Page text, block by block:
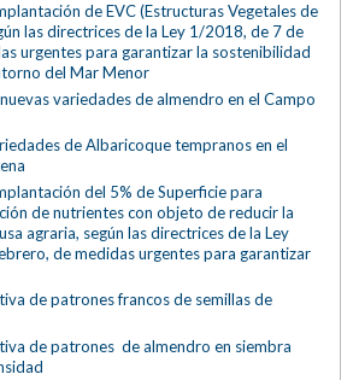
de EVC (Estructuras Vegetales de
las directrices de la Ley 1/2018, de 7 de
urgentes para garantizar la sostenibilidad
del Mar Menor
variedades de almendro en el Campo
de Albaricoque tempranos en el
del 5% de Superficie para
de nutrientes con objeto de reducir la
agraria, según las directrices de la Ley
de medidas urgentes para garantizar
de patrones francos de semillas de
de patrones de almendro en siembra